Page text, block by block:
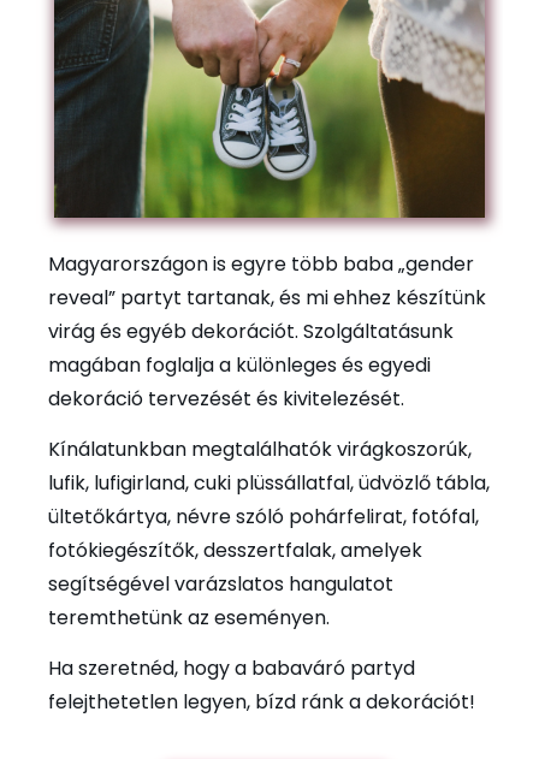
Magyarországon is egyre több baba „gender
reveal” partyt tartanak, és mi ehhez készítünk
virág és egyéb dekorációt. Szolgáltatásunk
magában foglalja a különleges és egyedi
dekoráció tervezését és kivitelezését.
Kínálatunkban megtalálhatók virágkoszorúk,
lufik, lufigirland, cuki plüssállatfal, üdvözlő tábla,
ültetőkártya, névre szóló pohárfelirat, fotófal,
fotókiegészítők, desszertfalak, amelyek
segítségével varázslatos hangulatot
teremthetünk az eseményen.
Ha szeretnéd, hogy a babaváró partyd
felejthetetlen legyen, bízd ránk a dekorációt!